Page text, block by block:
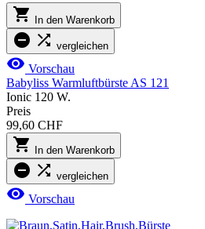
 In den Warenkorb
  vergleichen
 Vorschau
Babyliss Warmluftbürste AS 121
Ionic 120 W.
Preis
99,60 CHF
 In den Warenkorb
  vergleichen
 Vorschau